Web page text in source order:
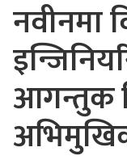
नवीनमा
आगन्तुक